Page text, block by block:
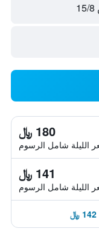
180 ﷼
الليلة شامل الرسوم
141 ﷼
الليلة شامل الرسوم